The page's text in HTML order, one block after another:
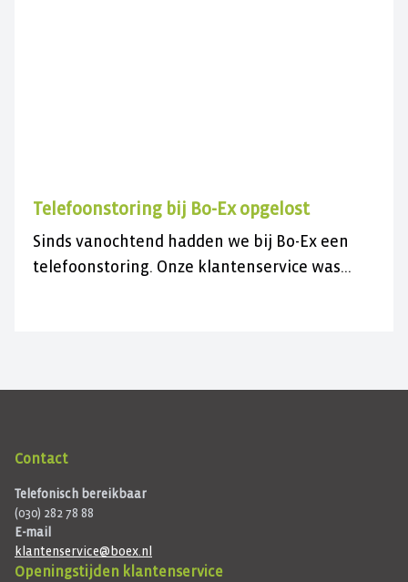
Telefoonstoring bij Bo-Ex opgelost
Sinds vanochtend hadden we bij Bo-Ex een
telefoonstoring. Onze klantenservice was
Contact
Telefonisch bereikbaar
(030) 282 78 88
E-mail
klantenservice@boex.nl
Openingstijden klantenservice